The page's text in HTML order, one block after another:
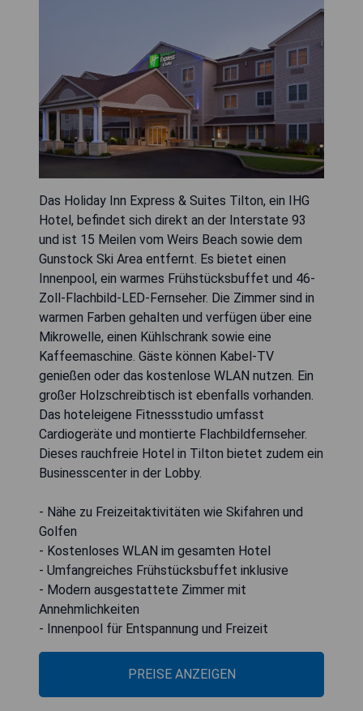
Das Holiday Inn Express & Suites Tilton, ein IHG
Hotel, befindet sich direkt an der Interstate 93
und ist 15 Meilen vom Weirs Beach sowie dem
Gunstock Ski Area entfernt. Es bietet einen
Innenpool, ein warmes Frühstücksbuffet und 46-
Zoll-Flachbild-LED-Fernseher. Die Zimmer sind in
warmen Farben gehalten und verfügen über eine
Mikrowelle, einen Kühlschrank sowie eine
Kaffeemaschine. Gäste können Kabel-TV
genießen oder das kostenlose WLAN nutzen. Ein
großer Holzschreibtisch ist ebenfalls vorhanden.
Das hoteleigene Fitnessstudio umfasst
Cardiogeräte und montierte Flachbildfernseher.
Dieses rauchfreie Hotel in Tilton bietet zudem ein
Businesscenter in der Lobby.
- Nähe zu Freizeitaktivitäten wie Skifahren und
Golfen
- Kostenloses WLAN im gesamten Hotel
- Umfangreiches Frühstücksbuffet inklusive
- Modern ausgestattete Zimmer mit
Annehmlichkeiten
- Innenpool für Entspannung und Freizeit
PREISE ANZEIGEN